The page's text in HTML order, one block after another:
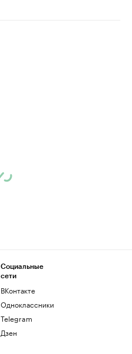
Социальные
сети
ВКонтакте
Одноклассники
Telegram
Дзен